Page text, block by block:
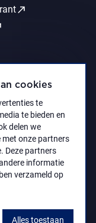
cookies
te
te bieden en
delen we
onze partners
Deze partners
informatie
verzameld op
Alles toestaan
call_made